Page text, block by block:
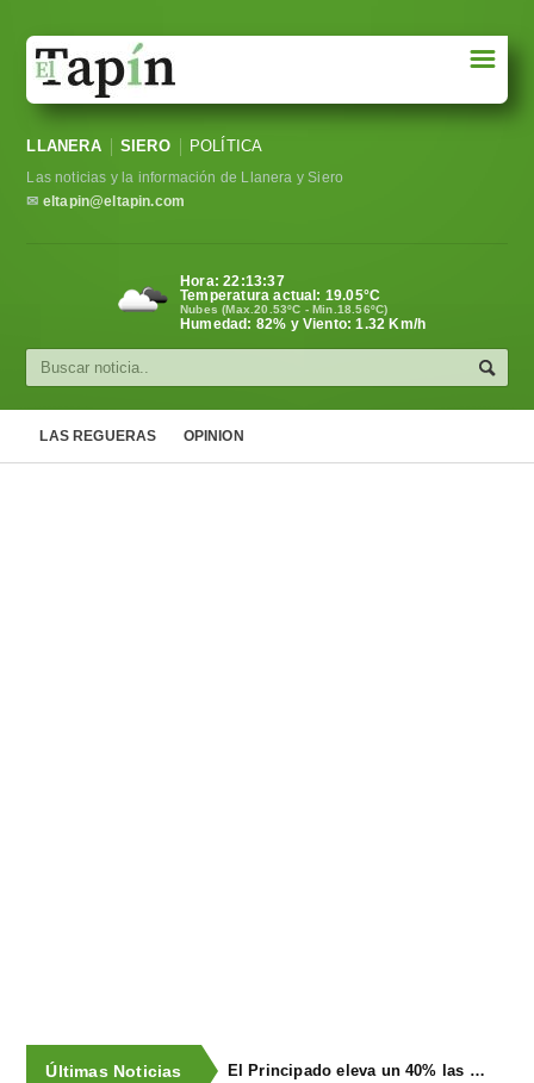
Sociedad
Política
Cultura
☰
LLANERA SIERO POLÍTICA
Las noticias y la información de Llanera y Siero
✉ eltapin@eltapin.com
Hora:22:13:38
Temperatura actual: 19.05°C
Nubes (Max.20.53ºC - Min.18.56ºC)
Humedad: 82% y Viento: 1.32 Km/h
LAS REGUERAS OPINION
Últimas Noticias El Principado eleva un 40% las ayudas a la producción ecológica, que superan los cuatro millones de euros